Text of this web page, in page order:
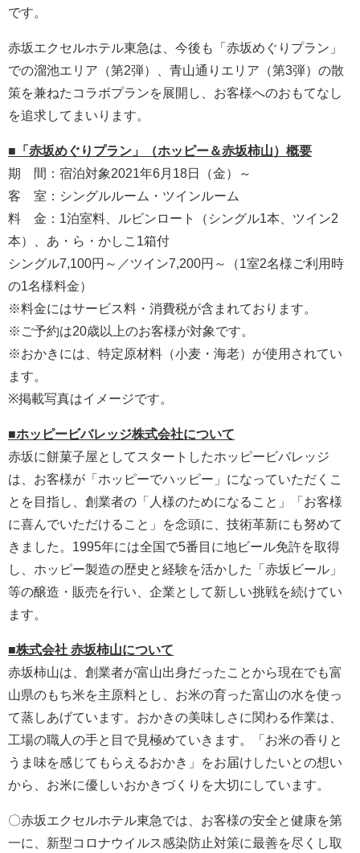
です。
赤坂エクセルホテル東急は、今後も「赤坂めぐりプラン」
での溜池エリア（第2弾）、青山通りエリア（第3弾）の散
策を兼ねたコラボプランを展開し、お客様へのおもてなし
を追求してまいります。
■「赤坂めぐりプラン」（ホッピー＆赤坂柿山）概要
期 間：宿泊対象2021年6月18日（金）～
客 室：シングルルーム・ツインルーム
料 金：1泊室料、ルビンロート（シングル1本、ツイン2
本）、あ・ら・かしこ1箱付
シングル7,100円～／ツイン7,200円～（1室2名様ご利用時
の1名様料金）
※料金にはサービス料・消費税が含まれております。
※ご予約は20歳以上のお客様が対象です。
※おかきには、特定原材料（小麦・海老）が使用されてい
ます。
※掲載写真はイメージです。
■ホッピービバレッジ株式会社について
赤坂に餅菓子屋としてスタートしたホッピービバレッジ
は、お客様が「ホッピーでハッピー」になっていただくこ
とを目指し、創業者の「人様のためになること」「お客様
に喜んでいただけること」を念頭に、技術革新にも努めて
きました。1995年には全国で5番目に地ビール免許を取得
し、ホッピー製造の歴史と経験を活かした「赤坂ビール」
等の醸造・販売を行い、企業として新しい挑戦を続けてい
ます。
■株式会社 赤坂柿山について
赤坂柿山は、創業者が富山出身だったことから現在でも富
山県のもち米を主原料とし、お米の育った富山の水を使っ
て蒸しあげています。おかきの美味しさに関わる作業は、
工場の職人の手と目で見極めていきます。「お米の香りと
うま味を感じてもらえるおかき」をお届けしたいとの想い
から、お米に優しいおかきづくりを大切にしています。
〇赤坂エクセルホテル東急では、お客様の安全と健康を第
一に、新型コロナウイルス感染防止対策に最善を尽くし取